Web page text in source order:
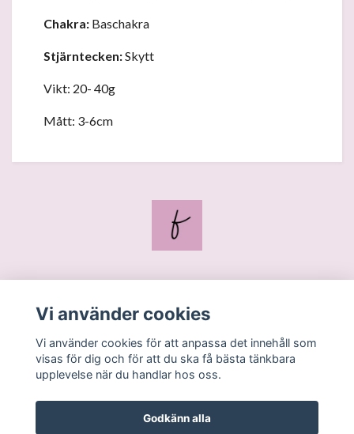
Chakra: Baschakra
Stjärntecken:Skytt
Vikt: 20- 40g
Mått: 3-6cm
Kontakt
Köpvillkor
Vi använder cookies
Vi använder cookies för att anpassa det innehåll som
visas för dig och för att du ska få bästa tänkbara
upplevelse när du handlar hos oss.
Godkänn alla